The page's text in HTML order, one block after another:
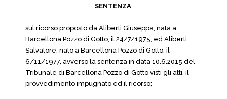
SENTENZA
sul ricorso proposto da Aliberti Giuseppa, nata a
Barcellona Pozzo di Gotto, il 24/7/1975, ed Aliberti
Salvatore, nato a Barcellona Pozzo di Gotto, il
6/11/1977, avverso la sentenza in data 10.6.2015 del
Tribunale di Barcellona Pozzo di Gotto visti gli atti, il
provvedimento impugnato ed il ricorso;